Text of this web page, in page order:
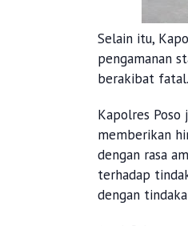
Selain itu,
pengamanan
berakibat fatal.
Kapolres Poso
memberikan
dengan rasa
terhadap
dengan